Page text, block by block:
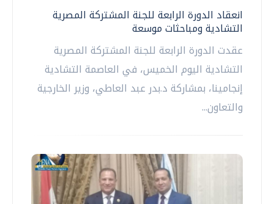
انعقاد الدورة الرابعة للجنة المشتركة المصرية
التشادية ومباحثات موسعة
عقدت الدورة الرابعة للجنة المشتركة المصرية
التشادية اليوم الخميس، في العاصمة التشادية
إنجامينا، بمشاركة د.بدر عبد العاطي، وزير الخارجية
والتعاون...